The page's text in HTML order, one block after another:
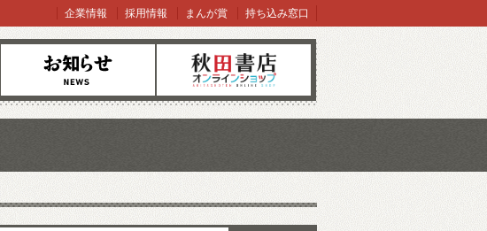
お知らせ オンラインショップ
企業情報 採用情報 まんが賞 持ち込み窓口